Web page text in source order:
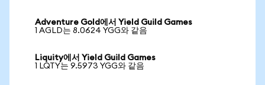
Adventure Gold에서 Yield Guild Games
1 AGLD는 8.0624 YGG와 같음
Liquity에서 Yield Guild Games
1 LQTY는 9.5973 YGG와 같음